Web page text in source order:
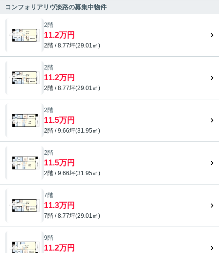
コンフォリアリヴ淡路の募集中物件
2階
11.2万円
2階 / 8.77坪(29.01㎡)
2階
11.2万円
2階 / 8.77坪(29.01㎡)
2階
11.5万円
2階 / 9.66坪(31.95㎡)
2階
11.5万円
2階 / 9.66坪(31.95㎡)
7階
11.3万円
7階 / 8.77坪(29.01㎡)
9階
11.2万円